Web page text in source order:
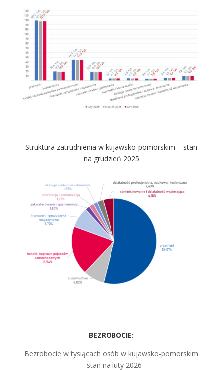
Struktura zatrudnienia w kujawsko-pomorskim – stan
na grudzień 2025
BEZROBOCIE:
Bezrobocie w tysiącach osób w kujawsko-pomorskim
– stan na luty 2026